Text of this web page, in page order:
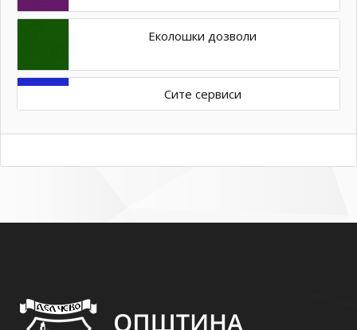
Еколошки дозволи
Сите сервиси